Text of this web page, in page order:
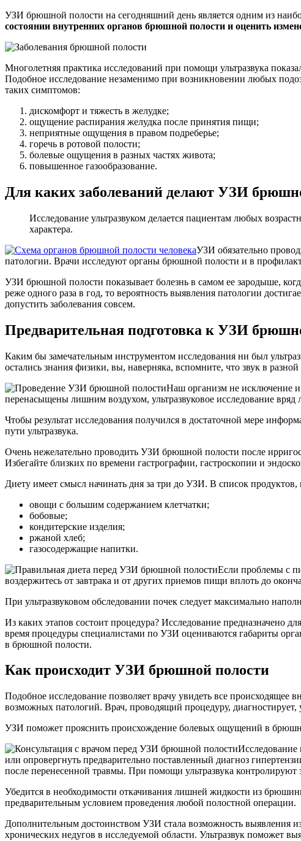
УЗИ брюшной полости на сегодняшний день является одним из
состоянии внутренних органов брюшной полости и оценить
Многолетняя практика исследований при помощи ультразвука
Подобное исследование незаменимо при возникновении любых
таких симптомов:
дискомфорт и тяжесть в желудке;
ощущение распирания желудка после принятия пищи;
неприятные ощущения в правом подреберье;
горечь в ротовой полости;
болевые ощущения в разных частях живота;
повышенное газообразование.
Для каких заболеваний делают УЗИ
Исследование ультразвуком делается пациентам любых
характера.
УЗИ обязательно
патологии. Врачи исследуют органы брюшной полости и в
УЗИ брюшной полости показывает болезнь в самом ее зародыше,
реже одного раза в год, то вероятность выявления патологии
допустить заболевания совсем.
Предварительная подготовка к УЗИ
Каким бы замечательным инструментом исследования ни был
остались знания физики, вы, наверняка, вспомните, что звук в
Наш организм не исключение и
перенасыщены лишним воздухом, ультразвуковое исследование
Чтобы результат исследования получился в достаточной мере
пути ультразвука.
Очень нежелательно проводить УЗИ брюшной полости после
Избегайте близких по времени гастрографии, гастроскопии и
Диету имеет смысл начинать дня за три до УЗИ. В список
овощи с большим содержанием клетчатки;
бобовые;
кондитерские изделия;
ржаной хлеб;
газосодержащие напитки.
Если проблемы с
воздержитесь от завтрака и от других приемов пищи вплоть до
При ультразвуковом обследовании почек следует максимально
Из каких этапов состоит процедура? Исследование предназначено
время процедуры специалистами по УЗИ оцениваются габариты
в брюшной полости.
Как происходит УЗИ брюшной полости
Подобное исследование позволяет врачу увидеть все
возможных патологий. Врач, проводящий процедуру,
УЗИ поможет прояснить происхождение болевых ощущений в
Исследование
или опровергнуть предварительно поставленный диагноз
после перенесенной травмы. При помощи ультразвука контролируют
Убедится в необходимости откачивания лишней жидкости из
предварительным условием проведения любой полостной операции.
Дополнительным достоинством УЗИ стала возможность выявления
хронических недугов в исследуемой области. Ультразвук поможет